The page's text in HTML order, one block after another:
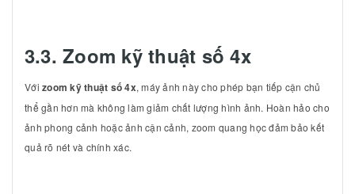
3.3. Zoom kỹ thuật số 4x
Với zoom kỹ thuật số 4x, máy ảnh này cho phép bạn tiếp cận chủ
thể gần hơn mà không làm giảm chất lượng hình ảnh. Hoàn hảo cho
ảnh phong cảnh hoặc ảnh cận cảnh, zoom quang học đảm bảo kết
quả rõ nét và chính xác.